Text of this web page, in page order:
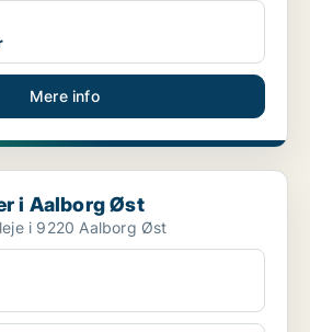
Mere info
Øst
i Aalborg Øst
i 9220 Aalborg Øst